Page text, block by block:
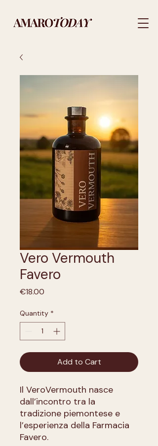
Vero Vermouth
Favero
€18.00
Quantity *
Add to Cart
Il VeroVermouth nasce
dall’incontro tra la
tradizione piemontese e
l’esperienza della Farmacia
Favero.